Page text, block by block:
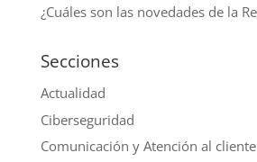
¿Cuáles son las novedades de la
Secciones
Actualidad
Ciberseguridad
Comunicación y Atención al cliente